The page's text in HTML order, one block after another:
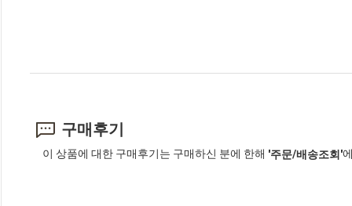
구매후기
이 상품에 대한 구매후기는 구매하신 분에 한해 '주문/배송조회'